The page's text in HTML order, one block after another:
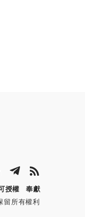
授權
奉獻
留所有權利